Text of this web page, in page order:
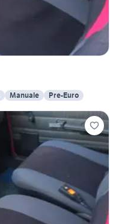
Manuale Pre-Euro